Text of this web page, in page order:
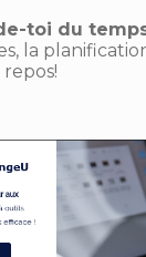
toi du
la